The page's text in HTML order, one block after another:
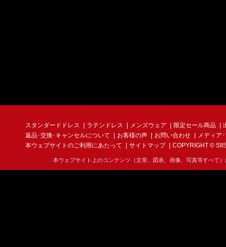
スタンダードドレス ラテンドレス メンズウェア 限定セール商品
返品･交換･キャンセルについて
お客様の声 お問い合わせ
メディア
本ウェブサイトのご利用にあたって
サイトマップ COPYRIGHT ©
本ウェブサイト上のコンテンツ（文章、図表、画像、写真等すべて